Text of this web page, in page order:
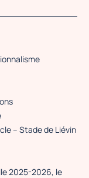
– Stade de Liévin
2025-2026, le